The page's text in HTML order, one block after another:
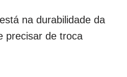
na durabilidade da
precisar de troca